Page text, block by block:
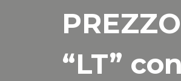
“LT”